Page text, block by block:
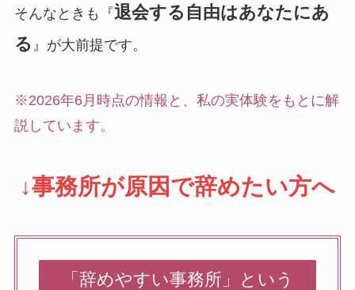
そんなときも『退会する自由はあなたにあ
る 』が大前提です。
※2026年6月時点の情報と、私の実体験をもとに解
説しています。
↓事務所が原因で辞めたい方へ
「辞めやすい事務所」という